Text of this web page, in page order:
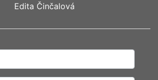
Edita Činčalová